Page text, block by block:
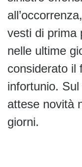
vesti di prima
nelle ultime
considerato il
infortunio.
attese novità
giorni.